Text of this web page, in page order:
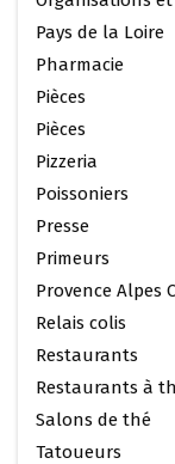
Pays de la Loire
Pharmacie
Pièces
Pièces
Pizzeria
Poissoniers
Presse
Primeurs
Provence Alpes
Relais colis
Restaurants
Restaurants à
Salons de thé
Tatoueurs